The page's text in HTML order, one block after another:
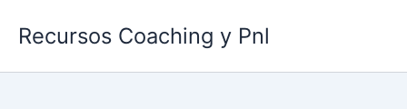
Recursos Coaching y Pnl